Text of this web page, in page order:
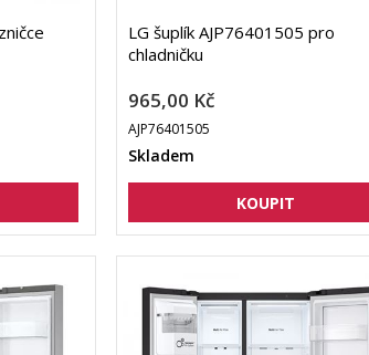
LG šuplík AJP76401505 pro
chladničku
965,00 Kč
AJP76401505
Skladem